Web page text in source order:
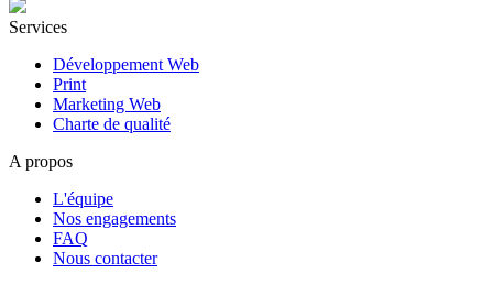
Services
Développement Web
Print
Marketing Web
Charte de qualité
A propos
L'équipe
Nos engagements
FAQ
Nous contacter